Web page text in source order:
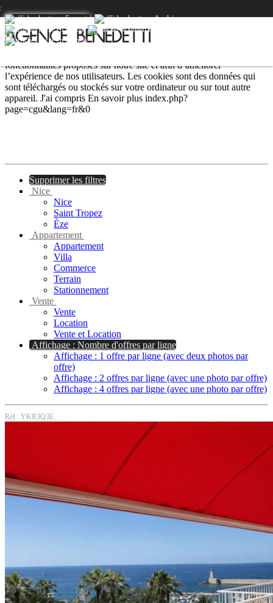
fonctionnalités proposés sur notre site et afin d’améliorer
l’expérience de nos utilisateurs. Les cookies sont des données qui
sont téléchargés ou stockés sur votre ordinateur ou sur tout autre
appareil. J'ai compris En savoir plus index.php?
page=cgu&lang=fr&0
:
Supprimer les filtres
Nice
Nice
Saint Tropez
Èze
Appartement
Appartement
Villa
Commerce
Terrain
Stationnement
Vente
Vente
Location
Vente et Location
Affichage : Nombre d'offres par ligne
Affichage : 1 offre par ligne (avec deux photos par
offre)
Affichage : 2 offres par ligne (avec une photo par offre)
Affichage : 4 offres par ligne (avec une photo par offre)
Réf : YKR3Q3E